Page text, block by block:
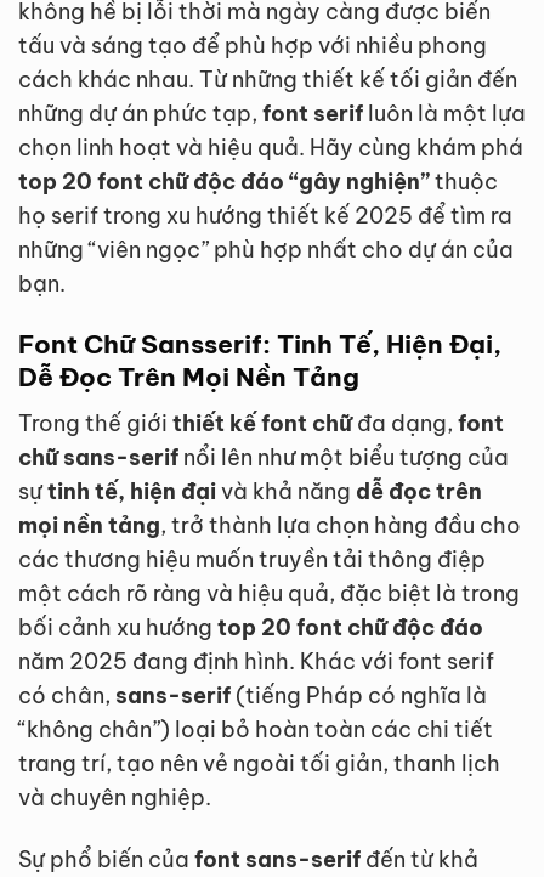
không hề bị lỗi thời mà ngày càng được biến
tấu và sáng tạo để phù hợp với nhiều phong
cách khác nhau. Từ những thiết kế tối giản đến
những dự án phức tạp, font serif luôn là một lựa
chọn linh hoạt và hiệu quả. Hãy cùng khám phá
top 20 font chữ độc đáo “gây nghiện”thuộc
họ serif trong xu hướng thiết kế 2025 để tìm ra
những “viên ngọc” phù hợp nhất cho dự án của
bạn.
Font Chữ Sansserif: Tinh Tế, Hiện Đại,
Dễ Đọc Trên Mọi Nền Tảng
Trong thế giới thiết kế font chữđa dạng, font
chữ sans-serif nổi lên như một biểu tượng của
sựtinh tế, hiện đạivà khả năng dễ đọc trên
mọi nền tảng, trở thành lựa chọn hàng đầu cho
các thương hiệu muốn truyền tải thông điệp
một cách rõ ràng và hiệu quả, đặc biệt là trong
bối cảnh xu hướng top 20 font chữ độc đáo
năm 2025 đang định hình. Khác với font serif
có chân, sans-serif (tiếng Pháp có nghĩa là
“không chân”) loại bỏ hoàn toàn các chi tiết
trang trí, tạo nên vẻ ngoài tối giản, thanh lịch
và chuyên nghiệp.
Sự phổ biến của font sans-serif đến từ khả